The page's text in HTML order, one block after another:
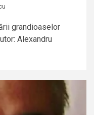
grandioaselor
Alexandru